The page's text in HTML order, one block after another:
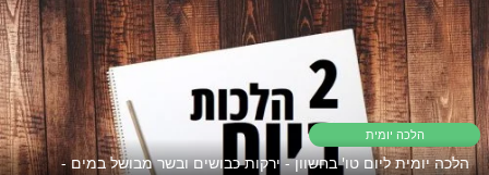
טוב וחסד"
את השפע אבל המצב תקוע?נסו את זה